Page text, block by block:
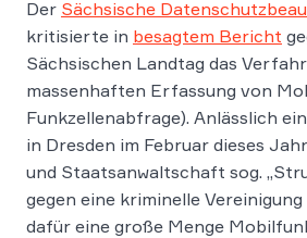
Der Sächsische
kritisierte in besagtem Bericht
Sächsischen Landtag das
massenhaften Erfassung von
Funkzellenabfrage). Anlässlich
in Dresden im Februar dieses
und Staatsanwaltschaft sog.
gegen eine kriminelle
dafür eine große Menge